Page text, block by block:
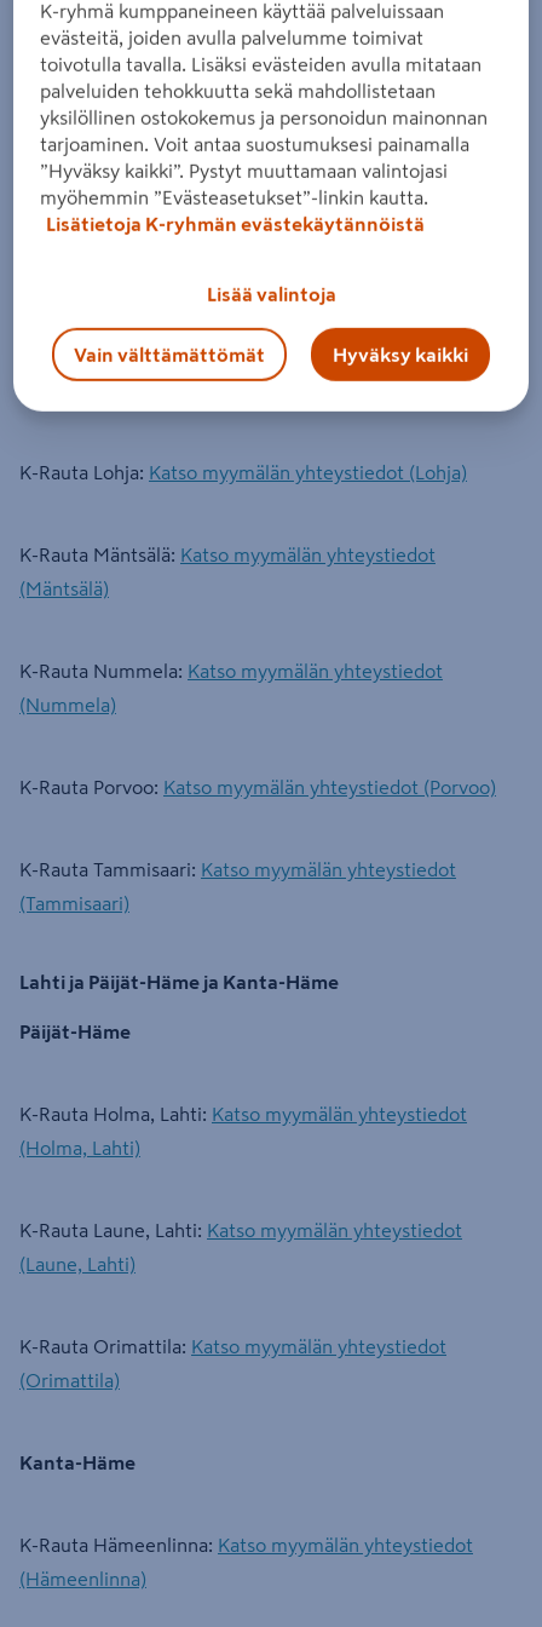
K-Rauta Karjaa:Katso myymälän yhteystiedot (Karjaa)
K-Rauta Karkkila:Katso myymälän yhteystiedot (Karkkila)
K-Rauta Kirkkonummi:
Katso myymälän yhteystiedot
K-Rauta Klaukkala:Katso myymälän yhteystiedot
K-Rauta Lohja: Katso myymälän yhteystiedot (Lohja)
K-Rauta Mäntsälä: Katso myymälän yhteystiedot
(Mäntsälä)
K-Rauta Nummela: Katso myymälän yhteystiedot
(Nummela)
K-Rauta Porvoo: Katso myymälän yhteystiedot (Porvoo)
K-Rauta Tammisaari: Katso myymälän yhteystiedot
(Tammisaari)
Lahti ja Päijät-Häme ja Kanta-Häme
Päijät-Häme
K-Rauta Holma, Lahti: Katso myymälän yhteystiedot
(Holma, Lahti)
K-Rauta Laune, Lahti: Katso myymälän yhteystiedot
(Laune, Lahti)
K-Rauta Orimattila: Katso myymälän yhteystiedot
(Orimattila)
Kanta-Häme
K-Rauta Hämeenlinna: Katso myymälän yhteystiedot
(Hämeenlinna)
K-ryhmä kumppaneineen käyttää palveluissaan
evästeitä, joiden avulla palvelumme toimivat
toivotulla tavalla. Lisäksi evästeiden avulla mitataan
palveluiden tehokkuutta sekä mahdollistetaan
yksilöllinen ostokokemus ja personoidun mainonnan
tarjoaminen. Voit antaa suostumuksesi painamalla
”Hyväksy kaikki”. Pystyt muuttamaan valintojasi
myöhemmin ”Evästeasetukset”-linkin kautta.
Lisätietoja K-ryhmän evästekäytännöistä
Lisää valintoja
Vain välttämättömät Hyväksy kaikki